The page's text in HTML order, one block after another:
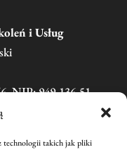
technologii takich jak pliki
i Usług
NIP: 949-136-51-